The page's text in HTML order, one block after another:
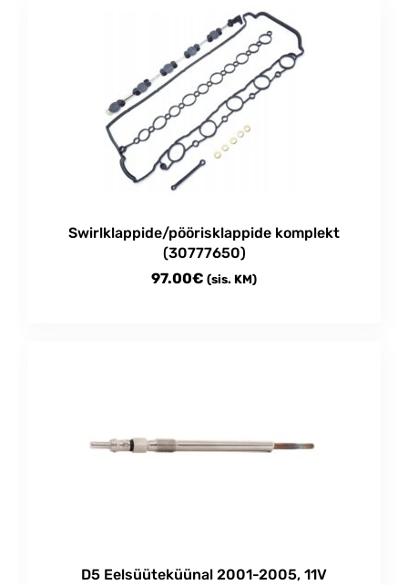
through
120.00€
pageSwirlklappide/pöörisklappide komplekt
(30777650)
97.00€ (sis. KM)
D5 Eelsüüteküünal 2001-2005, 11V